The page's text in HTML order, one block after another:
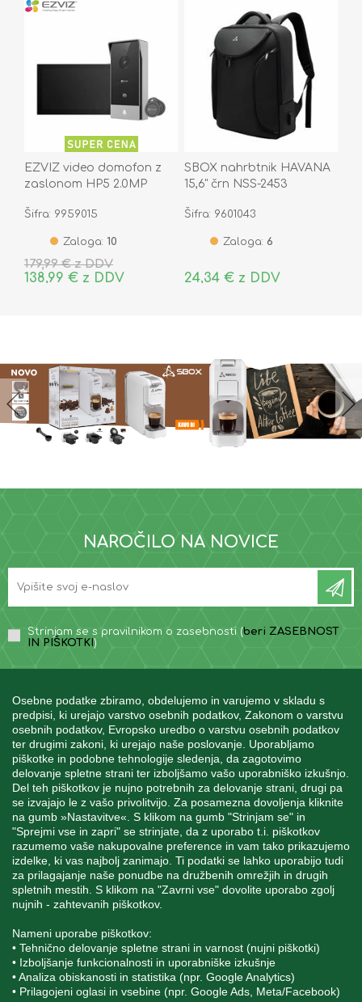
Osebne podatke zbiramo, obdelujemo in varujemo v skladu s
predpisi, ki urejajo varstvo osebnih podatkov, Zakonom o varstvu
osebnih podatkov, Evropsko uredbo o varstvu osebnih podatkov
ter drugimi zakoni, ki urejajo naše poslovanje. Uporabljamo
piškotke in podobne tehnologije sledenja, da zagotovimo
delovanje spletne strani ter izboljšamo vašo uporabniško izkušnjo.
Del teh piškotkov je nujno potrebnih za delovanje strani, drugi pa
se izvajajo le z vašo privolitvijo. Za posamezna dovoljenja kliknite
na gumb »Nastavitve«. S klikom na gumb "Strinjam se" in
"Sprejmi vse in zapri" se strinjate, da z uporabo t.i. piškotkov
razumemo vaše nakupovalne preference in vam tako prikazujemo
izdelke, ki vas najbolj zanimajo. Ti podatki se lahko uporabijo tudi
za prilagajanje naše ponudbe na družbenih omrežjih in drugih
spletnih mestih. S klikom na "Zavrni vse" dovolite uporabo zgolj
nujnih - zahtevanih piškotkov.
Nameni uporabe piškotkov:
• Tehnično delovanje spletne strani in varnost (nujni piškotki)
• Izboljšanje funkcionalnosti in uporabniške izkušnje
• Analiza obiskanosti in statistika (npr. Google Analytics)
• Prilagojeni oglasi in vsebine (npr. Google Ads, Meta/Facebook)
EZVIZ video domofon z
zaslonom HP5 2.0MP
Šifra: 9959015
Zaloga: 10
179,99 € z DDV
138,99 € z DDV
SBOX nahrbtnik HAVANA
15,6" črn NSS-2453
Šifra: 9601043
Zaloga: 6
24,34 € z DDV
NAROČILO NA NOVICE
Strinjam se s pravilnikom o zasebnosti (beri ZASEBNOST
IN PIŠKOTKI )
INFORMACIJE
MOJ RAČUN
STORITEV ZA STRANKE
SPREMLJAJTE NAS
Blatnica 8, 1236 Trzin